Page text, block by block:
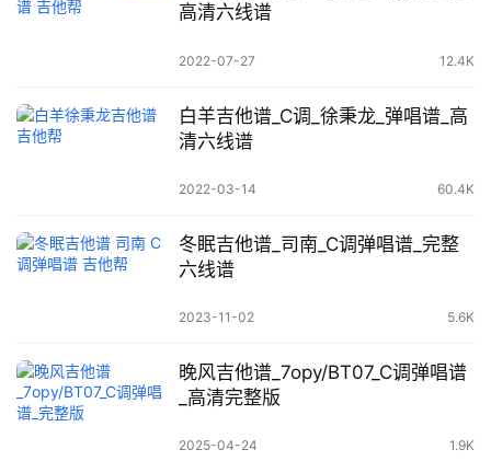
高清六线谱
2022-07-27 12.4K
白羊吉他谱_C调_徐秉龙_弹唱谱_高
清六线谱
2022-03-14 60.4K
冬眠吉他谱_司南_C调弹唱谱_完整
六线谱
2023-11-02 5.6K
晚风吉他谱_7opy/BT07_C调弹唱谱
_高清完整版
2025-04-24 1.9K